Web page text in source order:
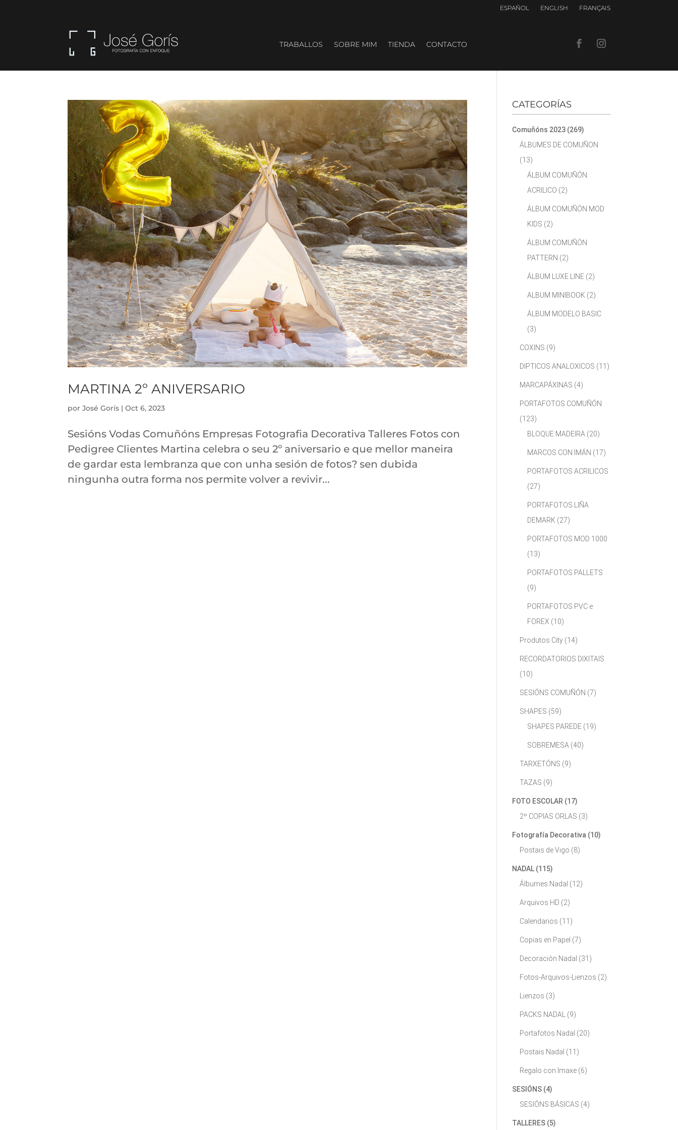
ESPAÑOL ENGLISH FRANÇAIS
TRABALLOS SOBRE MIM TIENDA CONTACTO
MARTINA 2º ANIVERSARIO
porJosé Gorís |Oct 6, 2023
Sesións Vodas Comuñóns Empresas Fotografia Decorativa Talleres Fotos con
Pedigree Clientes Martina celebra o seu 2º aniversario e que mellor maneira
de gardar esta lembranza que con unha sesión de fotos? sen dubida
ningunha outra forma nos permite volver a revivir...
CATEGORÍAS
Comuñóns 2023 (269)
ÁLBUMES DE COMUÑON
(13)
ÁLBUM COMUÑÓN
ACRILICO (2)
ÁLBUM COMUÑÓN MOD
KIDS (2)
ÁLBUM COMUÑÓN
PATTERN (2)
ÁLBUM LUXE LINE (2)
ALBUM MINIBOOK (2)
ÁLBUM MODELO BASIC
(3)
COXINS (9)
DIPTICOS ANALOXICOS (11)
MARCAPÁXINAS (4)
PORTAFOTOS COMUÑÓN
(123)
BLOQUE MADEIRA (20)
MARCOS CON IMÁN (17)
PORTAFOTOS ACRILICOS
(27)
PORTAFOTOS LIÑA
DEMARK (27)
PORTAFOTOS MOD 1000
(13)
PORTAFOTOS PALLETS
(9)
PORTAFOTOS PVC e
FOREX (10)
Produtos City (14)
RECORDATORIOS DIXITAIS
(10)
SESIÓNS COMUÑÓN (7)
SHAPES (59)
SHAPES PAREDE (19)
SOBREMESA (40)
TARXETÓNS (9)
TAZAS (9)
FOTO ESCOLAR (17)
2º COPIAS ORLAS (3)
Fotografía Decorativa (10)
Postais de Vigo (8)
NADAL (115)
Álbumes Nadal (12)
Arquivos HD (2)
Calendarios (11)
Copias en Papel (7)
Decoración Nadal (31)
Fotos-Arquivos-Lienzos (2)
Lienzos (3)
PACKS NADAL (9)
Portafotos Nadal (20)
Postais Nadal (11)
Regalo con Imaxe (6)
SESIÓNS (4)
SESIÓNS BÁSICAS (4)
TALLERES (5)